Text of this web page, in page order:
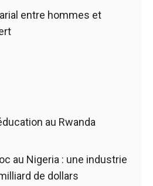
entre hommes et
au Rwanda
au Nigeria : une industrie
de dollars